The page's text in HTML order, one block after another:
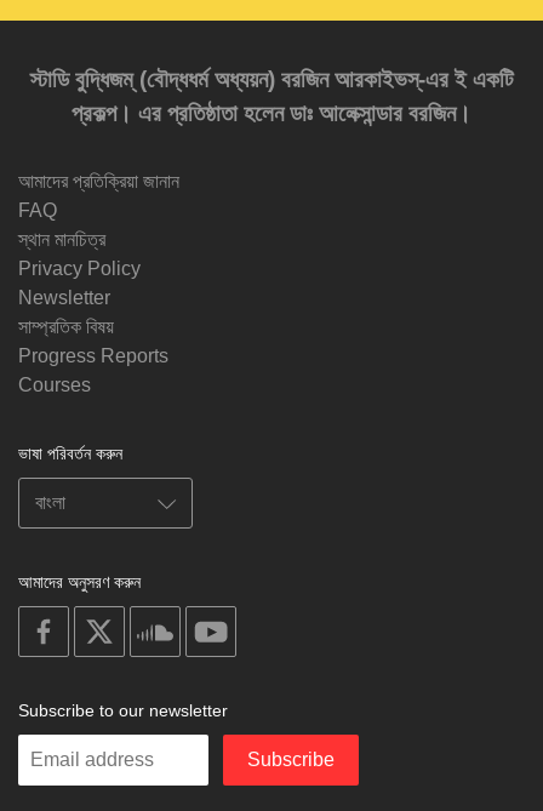
স্টাডি বুদ্ধিজম্‌ (বৌদ্ধধর্ম অধ্যয়ন) বরজিন আরকাইভস্‌-এর ই একটি
প্রকল্প। এর প্রতিষ্ঠাতা হলেন ডাঃ আলেক্সান্ডার বরজিন।
আমাদের প্রতিক্রিয়া জানান
FAQ
স্থান মানচিত্র
Privacy Policy
Newsletter
সাম্প্রতিক বিষয়
Progress Reports
Courses
ভাষা পরিবর্তন করুন
আমাদের অনুসরণ করুন
on
facebook
soundcloud
Subscribe to our newsletter
Enter
Subscribe